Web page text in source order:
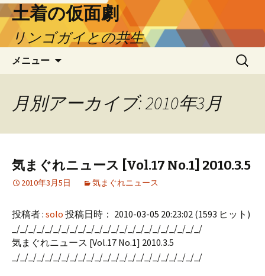
土着の仮面劇
リンゴガイとの共生
メニュー
ン
ッ
プ
検
索:
月別アーカイブ: 2010年3月
気まぐれニュース [Vol.17 No.1] 2010.3.5
2010年3月5日 気まぐれニュース
投稿者 : solo 投稿日時： 2010-03-05 20:23:02 (1593 ヒット )
_/_/_/_/_/_/_/_/_/_/_/_/_/_/_/_/_/_/_/_/_/_/_/
気まぐれニュース [Vol.17 No.1] 2010.3.5
_/_/_/_/_/_/_/_/_/_/_/_/_/_/_/_/_/_/_/_/_/_/_/